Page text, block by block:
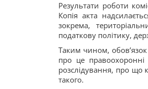
Результати роботи
Копія акта
зокрема,
податкову політику,
Таким чином,
про це
розслідування, про що
такого.